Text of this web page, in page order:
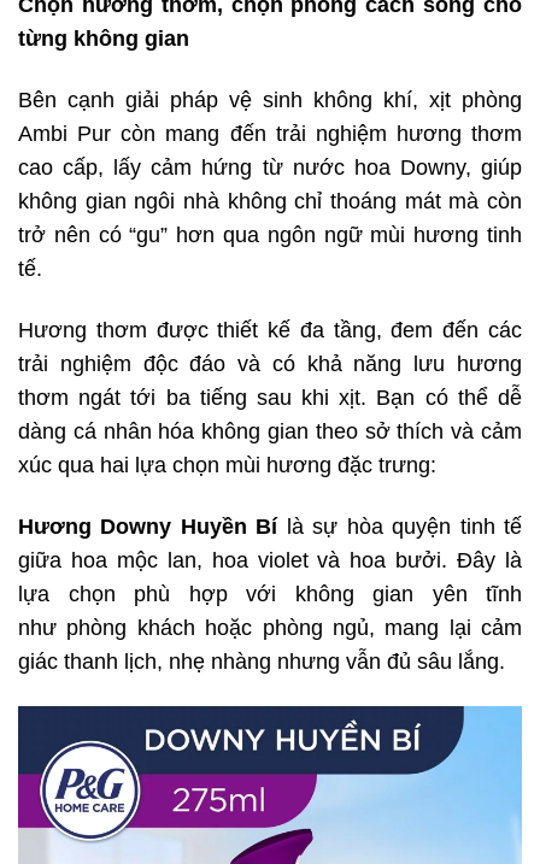
Chọn hương thơm, chọn phong cách sống cho
từng không gian
Bên cạnh giải pháp vệ sinh không khí, xịt phòng
Ambi Pur còn mang đến trải nghiệm hương thơm
cao cấp, lấy cảm hứng từ nước hoa Downy, giúp
không gian ngôi nhà không chỉ thoáng mát mà còn
trở nên có “gu” hơn qua ngôn ngữ mùi hương tinh
tế.
Hương thơm được thiết kế đa tầng, đem đến các
trải nghiệm độc đáo và có khả năng lưu hương
thơm ngát tới ba tiếng sau khi xịt. Bạn có thể dễ
dàng cá nhân hóa không gian theo sở thích và cảm
xúc qua hai lựa chọn mùi hương đặc trưng:
Hương Downy Huyền Bílà sự hòa quyện tinh tế
giữa hoa mộc lan, hoa violet và hoa bưởi. Đây là
lựa chọn phù hợp với không gian yên tĩnh
như phòng khách hoặc phòng ngủ, mang lại cảm
giác thanh lịch, nhẹ nhàng nhưng vẫn đủ sâu lắng.